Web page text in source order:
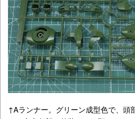
↑Aランナー。グリーン成型色で、頭